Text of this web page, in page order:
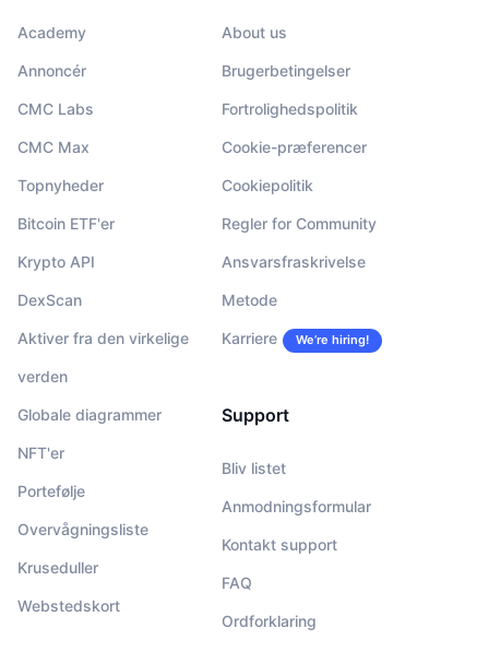
Academy
Annoncér
CMC Labs
CMC Max
Topnyheder
Bitcoin ETF'er
Krypto API
DexScan
Aktiver fra den virkelige
verden
Globale diagrammer
NFT'er
Portefølje
Overvågningsliste
Kruseduller
Webstedskort
About us
Brugerbetingelser
Fortrolighedspolitik
Cookie-præferencer
Cookiepolitik
Regler for Community
Ansvarsfraskrivelse
Metode
Karriere We’re hiring!
Support
Bliv listet
Anmodningsformular
Kontakt support
FAQ
Ordforklaring